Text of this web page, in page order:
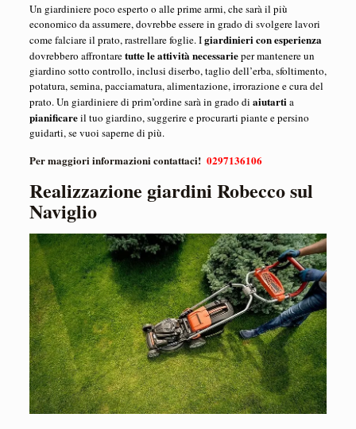
Un giardiniere poco esperto o alle prime armi, che sarà il più
economico da assumere, dovrebbe essere in grado di svolgere lavori
come falciare il prato, rastrellare foglie. Igiardinieri con esperienza
dovrebbero affrontaretutte le attività necessarieper mantenere un
giardino sotto controllo, inclusi diserbo, taglio dell’erba, sfoltimento,
potatura, semina, pacciamatura, alimentazione, irrorazione e cura del
prato. Un giardiniere di prim’ordine sarà in grado di aiutarti a
pianificareil tuo giardino, suggerire e procurarti piante e persino
guidarti, se vuoi saperne di più.
Per maggiori informazioni contattaci! 0297136106
Realizzazione giardini Robecco sul
Naviglio